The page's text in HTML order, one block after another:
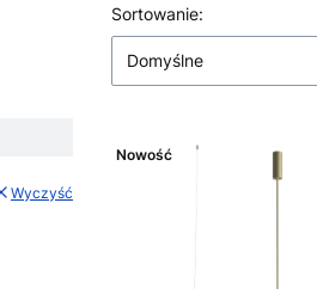
Wyczyść
Lista produktów
Sortowanie:
Domyślne
Nowość